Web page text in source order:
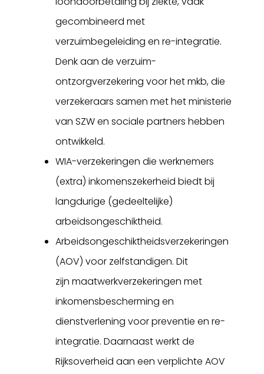
gecombineerd met
verzuimbegeleiding en re-integratie.
Denk aan de verzuim-
ontzorgverzekering voor het mkb, die
verzekeraars samen met het ministerie
van SZW en sociale partners hebben
ontwikkeld.
WIA-verzekeringen die werknemers
(extra) inkomenszekerheid biedt bij
langdurige (gedeeltelijke)
arbeidsongeschiktheid.
Arbeidsongeschiktheidsverzekeringen
(AOV) voor zelfstandigen. Dit
zijn maatwerkverzekeringen met
inkomensbescherming en
dienstverlening voor preventie en re-
integratie. Daarnaast werkt de
Rijksoverheid aan een verplichte AOV